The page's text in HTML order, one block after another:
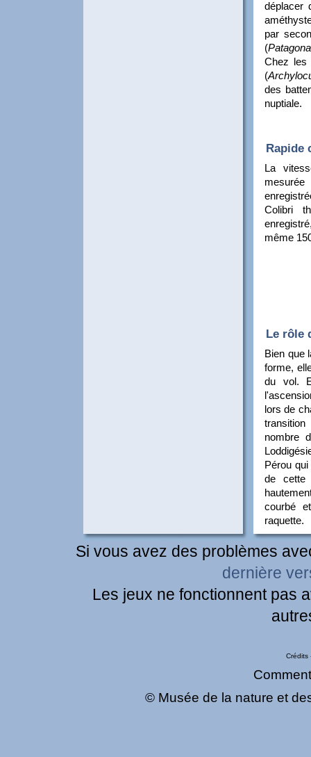
déplacer
par
(
Chez les
(
des
nuptiale.
Rapide
La
Colibri
même
Le rôle
Bien que
forme,
du vol.
lors de
nombre
Pérou
de cette
courbé
raquette.
Si vous avez des problèmes
dernière
Les jeux ne fonctionnent pas
Crédits
© Musée de la nature et